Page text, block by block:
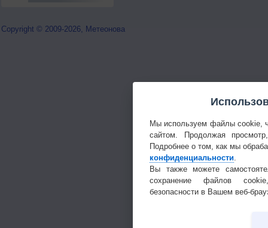
Copyright © 2009-2026, Метеонова
Мы используем файлы cookie,
сайтом. Продолжая
Подробнее о том, как мы
конфиденциальности
Вы также можете
сохранение файлов
безопасности в Вашем веб-